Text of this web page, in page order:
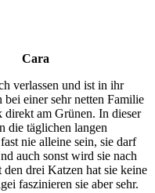
Cara
verlassen und ist in ihr
bei einer sehr netten Familie
am Grünen. In dieser
die täglichen langen
nie alleine sein, sie darf
auch sonst wird sie nach
drei Katzen hat sie keine
faszinieren sie aber sehr.